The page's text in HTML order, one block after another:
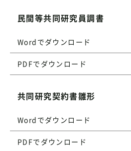
民間等共同研究員調書
Wordでダウンロード
PDFでダウンロード
共同研究契約書雛形
Wordでダウンロード
PDFでダウンロード